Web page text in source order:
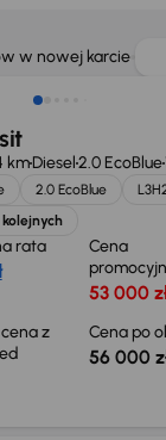
w nowej karcie
zł
kmDiesel2.0 EcoBlue
2.0 EcoBlue
rata
Cena
53 000
z
Cena po
56 000
odliczenia VAT